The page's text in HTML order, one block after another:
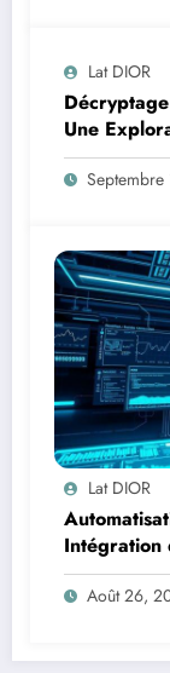
Lat DIOR
Une
Chiffres
Lat DIOR
Intégration
Temporelle
Août 26,